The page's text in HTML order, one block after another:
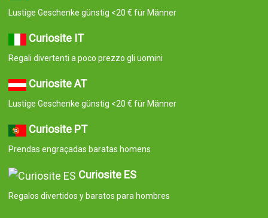
Lustige Geschenke günstig <20 € für Männer
Curiosite IT
Regali divertenti a poco prezzo gli uomini
Curiosite AT
Lustige Geschenke günstig <20 € für Männer
Curiosite PT
Prendas engraçadas baratas homens
Curiosite ES
Regalos divertidos y baratos para hombres